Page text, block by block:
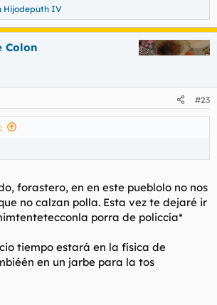
Hijodeputh IV
Colon
#23
forastero, en en este pueblolo no nos
no calzan polla. Esta vez te dejaré ir
porra de policcía*
tiempo estará en la física de
en un jarbe para la tos